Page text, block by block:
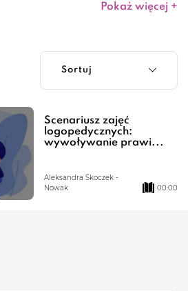
Pokaż więcej +
Scenariusz zajęć
logopedycznych:
wywoływanie prawi...
Aleksandra Skoczek -
Nowak
00:00